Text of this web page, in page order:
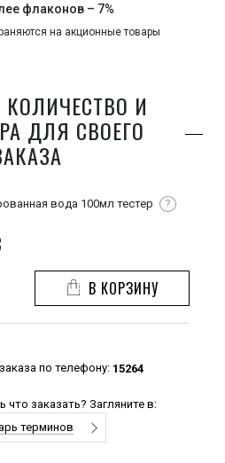
флаконов – 7%
на акционные товары
КОЛИЧЕСТВО И
ДЛЯ СВОЕГО
вода 100мл тестер ?
В КОРЗИНУ
по телефону: 15264
заказать? Загляните в:
терминов